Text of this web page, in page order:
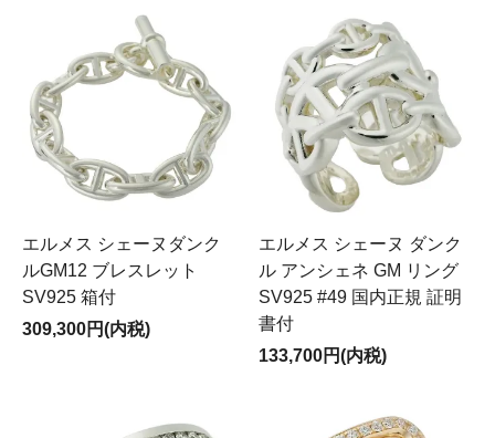
エルメス シェーヌダンク
ルGM12 ブレスレット
SV925 箱付
309,300円(内税)
エルメス シェーヌ ダンク
ル アンシェネ GM リング
SV925 #49 国内正規 証明
書付
133,700円(内税)